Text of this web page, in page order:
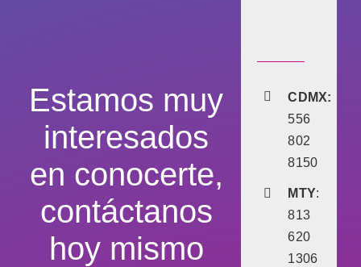
Estamos muy
interesados
en conocerte,
contáctanos
hoy mismo
CDMX:
556
802
8150
MTY:
813
620
1306